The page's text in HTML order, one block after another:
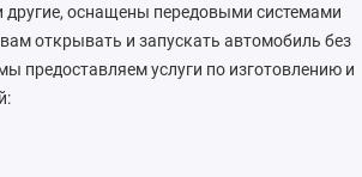
другие, оснащены передовыми системами
открывать и запускать автомобиль без
предоставляем услуги по изготовлению и